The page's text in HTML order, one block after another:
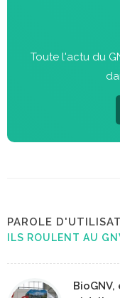
Toute l'actu du
PAROLE
ILS ROULENT AU